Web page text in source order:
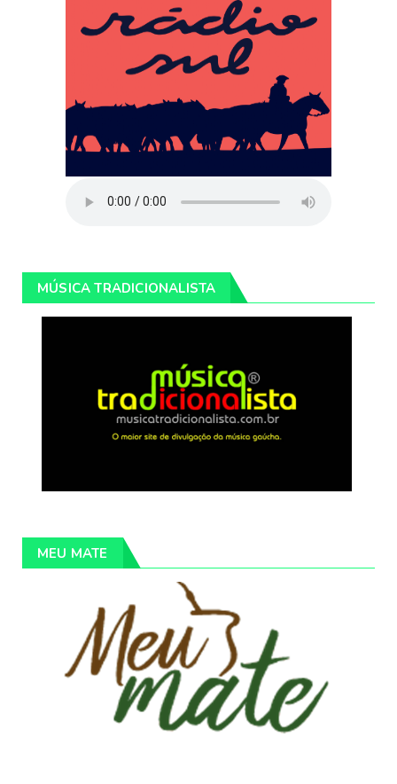
MÚSICA TRADICIONALISTA
MEU MATE